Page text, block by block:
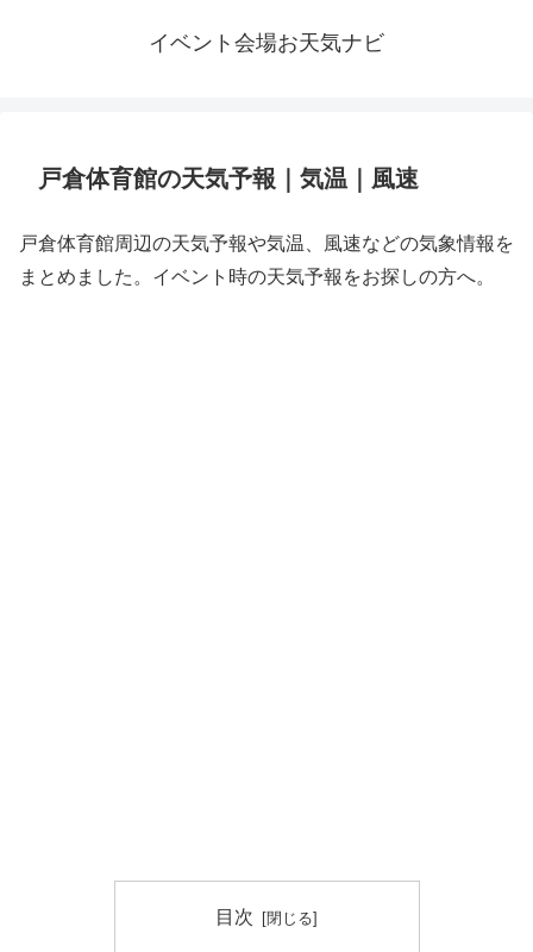
イベント会場お天気ナビ
戸倉体育館の天気予報｜気温｜風速
戸倉体育館周辺の天気予報や気温、風速などの気象情報を
まとめました。イベント時の天気予報をお探しの方へ。
目次